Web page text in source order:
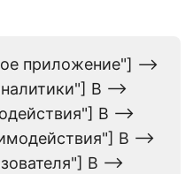
приложение"] -->
B -->
B -->
B -->
B -->